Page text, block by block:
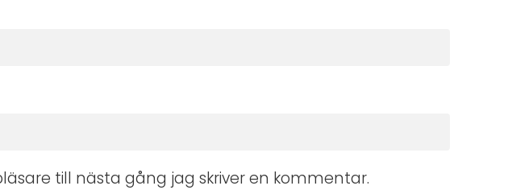
till nästa gång jag skriver en kommentar.